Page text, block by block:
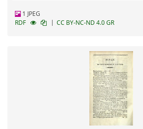
1 JPEG
RDF
| CC BY-NC-ND 4.0 GR